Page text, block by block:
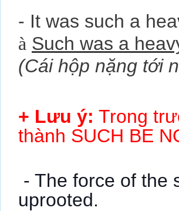
- It was such a
à Such was a
(Cái hộp nặng tới
+ Lưu ý: Trong
thành SUCH BE
- The force of the
uprooted.